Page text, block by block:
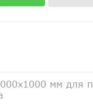
мм для